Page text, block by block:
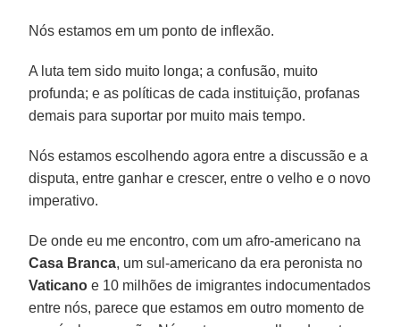
Nós estamos em um ponto de inflexão.
A luta tem sido muito longa; a confusão, muito
profunda; e as políticas de cada instituição, profanas
demais para suportar por muito mais tempo.
Nós estamos escolhendo agora entre a discussão e a
disputa, entre ganhar e crescer, entre o velho e o novo
imperativo.
De onde eu me encontro, com um afro-americano na
Casa Branca, um sul-americano da era peronista no
Vaticano e 10 milhões de imigrantes indocumentados
entre nós, parece que estamos em outro momento de